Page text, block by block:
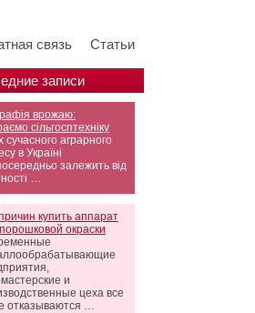
связь Статьи
записи
врожаю:
сільгосптехніку
сучасного аграрного
в Україні
залежить від
…
купить аппарат
окраски
и
цеха все
отказываются …